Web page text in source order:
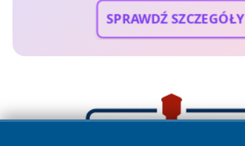
SPRAWDŹ SZCZEGÓŁY